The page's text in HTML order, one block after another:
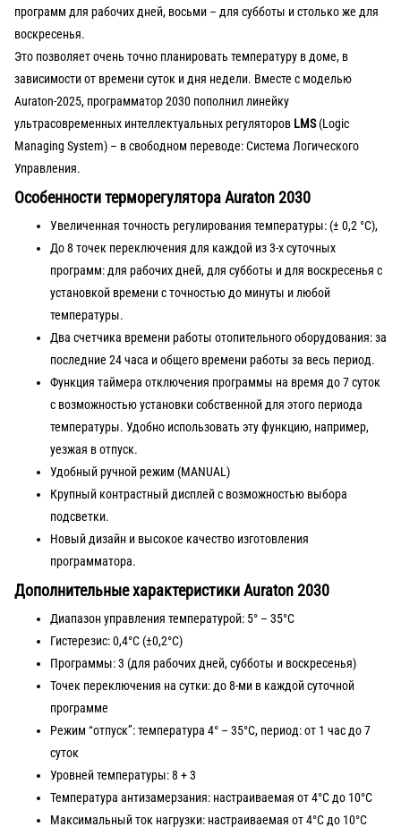
программ для рабочих дней, восьми – для субботы и столько же для
воскресенья.
Это позволяет очень точно планировать температуру в доме, в
зависимости от времени суток и дня недели. Вместе с моделью
Auraton-2025, программатор 2030 пополнил линейку
ультрасовременных интеллектуальных регуляторов LMS(Logic
Managing System) – в свободном переводе: Система Логического
Управления.
Особенности терморегулятора Auraton 2030
Увеличенная точность регулирования температуры: (± 0,2 °С),
До 8 точек переключения для каждой из 3-х суточных
программ: для рабочих дней, для субботы и для воскресенья с
установкой времени с точностью до минуты и любой
температуры.
Два счетчика времени работы отопительного оборудования: за
последние 24 часа и общего времени работы за весь период.
Функция таймера отключения программы на время до 7 суток
с возможностью установки собственной для этого периода
температуры. Удобно использовать эту функцию, например,
уезжая в отпуск.
Удобный ручной режим (MANUAL)
Крупный контрастный дисплей с возможностью выбора
подсветки.
Новый дизайн и высокое качество изготовления
программатора.
Дополнительные характеристики Auraton 2030
Диапазон управления температурой: 5° – 35°C
Гистерезис: 0,4°C (±0,2°C)
Программы: 3 (для рабочих дней, субботы и воскресенья)
Точек переключения на сутки: до 8-ми в каждой суточной
программе
Режим “отпуск”: температура 4° – 35°C, период: от 1 час до 7
суток
Уровней температуры: 8 + 3
Температура антизамерзания: настраиваемая от 4°C до 10°C
Максимальный ток нагрузки: настраиваемая от 4°C до 10°C